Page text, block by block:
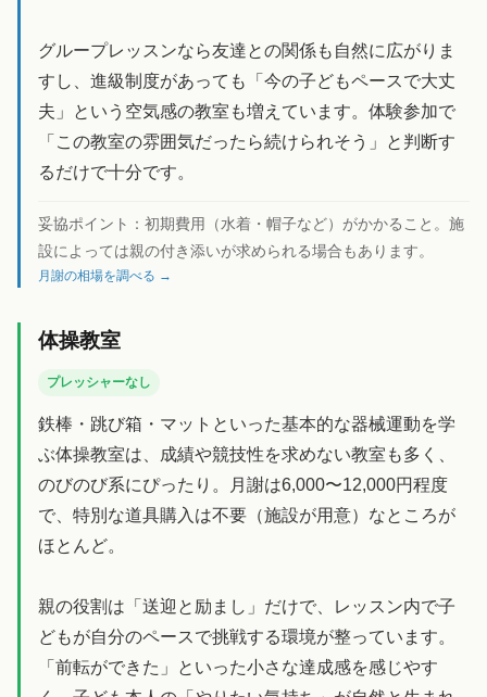
グループレッスンなら友達との関係も自然に広がりま
すし、進級制度があっても「今の子どもペースで大丈
夫」という空気感の教室も増えています。体験参加で
「この教室の雰囲気だったら続けられそう」と判断す
るだけで十分です。
妥協ポイント： 初期費用（水着・帽子など）がかかること。施
設によっては親の付き添いが求められる場合もあります。
月謝の相場を調べる →
体操教室
プレッシャーなし
鉄棒・跳び箱・マットといった基本的な器械運動を学
ぶ体操教室は、成績や競技性を求めない教室も多く、
のびのび系にぴったり。月謝は6,000〜12,000円程度
で、特別な道具購入は不要（施設が用意）なところが
ほとんど。
親の役割は「送迎と励まし」だけで、レッスン内で子
どもが自分のペースで挑戦する環境が整っています。
「前転ができた」といった小さな達成感を感じやす